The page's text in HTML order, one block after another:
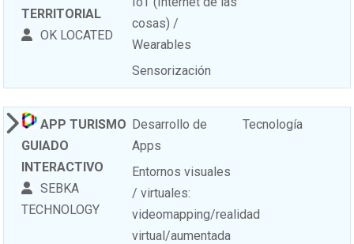
TERRITORIAL
OK LOCATED
cosas) /
Wearables
Sensorización
APP TURISMO
GUIADO
INTERACTIVO
SEBKA
TECHNOLOGY
Desarrollo de
Apps
Entornos visuales
/ virtuales:
videomapping/realidad
virtual/aumentada
Tecnología